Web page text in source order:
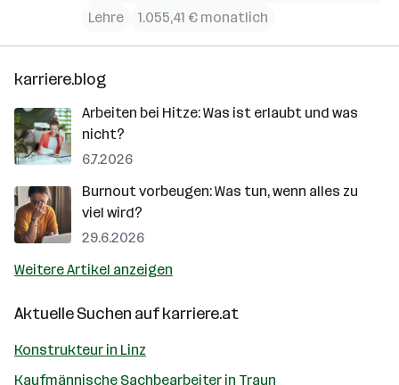
Lehre
1.055,41 € monatlich
karriere.blog
Arbeiten bei Hitze: Was ist erlaubt und was
nicht?
6.7.2026
Burnout vorbeugen: Was tun, wenn alles zu
viel wird?
29.6.2026
Weitere Artikel anzeigen
Aktuelle Suchen aufkarriere.at
Konstrukteur in Linz
Kaufmännische Sachbearbeiter in Traun